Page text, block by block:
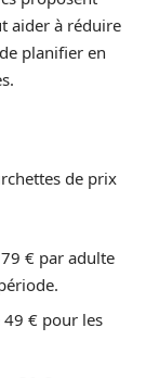
aider à réduire
planifier en
de prix
€ par adulte
€ pour les